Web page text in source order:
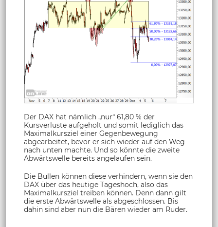
Der DAX hat nämlich „nur“ 61,80 % der
Kursverluste aufgeholt und somit lediglich das
Maximalkursziel einer Gegenbewegung
abgearbeitet, bevor er sich wieder auf den Weg
nach unten machte. Und so könnte die zweite
Abwärtswelle bereits angelaufen sein.
Die Bullen können diese verhindern, wenn sie den
DAX über das heutige Tageshoch, also das
Maximalkursziel treiben können. Denn dann gilt
die erste Abwärtswelle als abgeschlossen. Bis
dahin sind aber nun die Bären wieder am Ruder.